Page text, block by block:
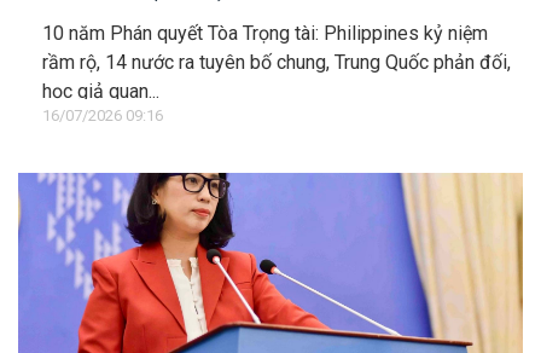
10 năm Phán quyết Tòa Trọng tài: Philippines kỷ niệm
rầm rộ, 14 nước ra tuyên bố chung, Trung Quốc phản đối,
học giả quan...
16/07/2026 09:16